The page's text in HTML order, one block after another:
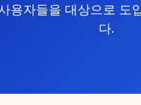
용자들을 대상으로 도
다.